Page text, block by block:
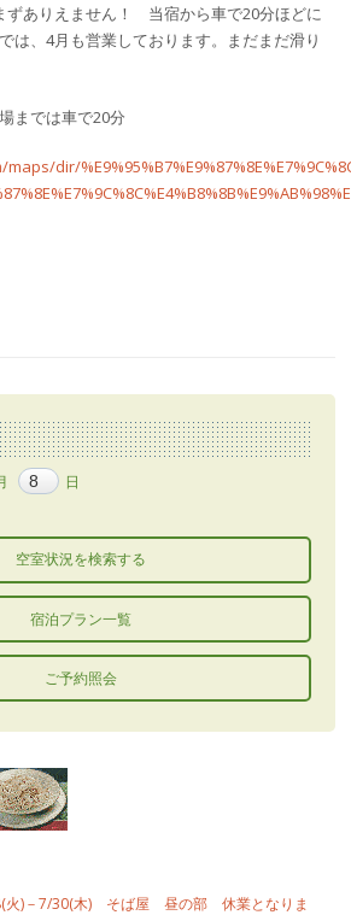
ずありえません！ 当宿から車で20分ほどに
は、4月も営業しております。まだまだ滑り
までは車で20分
dir/
日
宿泊プラン一覧
ご予約照会
火)－7/30(木) そば屋 昼の部 休業となりま